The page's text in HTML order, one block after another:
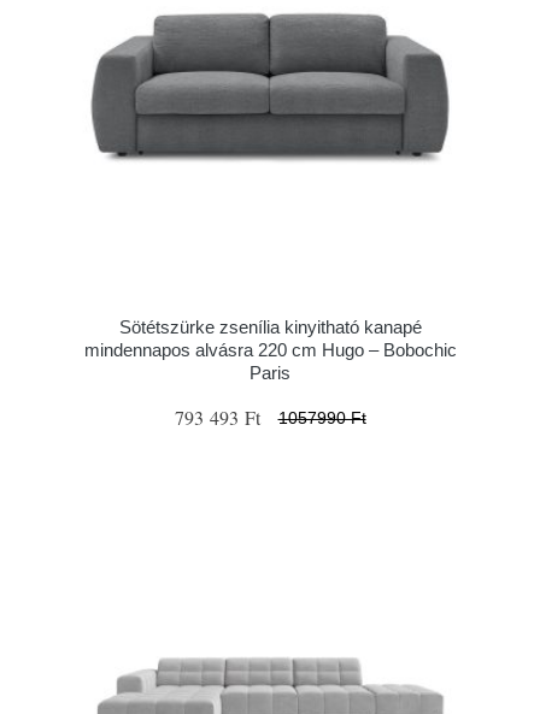
Sötétszürke zsenília kinyitható kanapé
mindennapos alvásra 220 cm Hugo – Bobochic
Paris
793 493 Ft 1057990 Ft